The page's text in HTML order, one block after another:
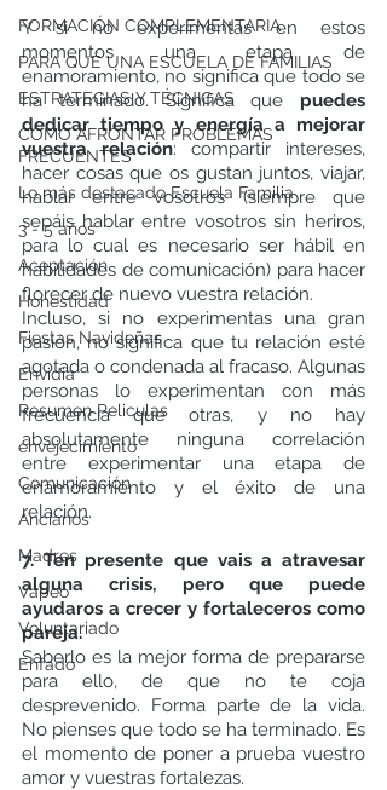
FORMACIÓN COMPLEMENTARIA
PARA QUÉ UNA ESCUELA DE FAMILIAS
ESTRATEGIAS Y TÉCNICAS
CÓMO AFRONTAR PROBLEMAS
FRECUENTES
Lo más destacado Escuela Familia
3 - 5 años
Aceptación
Honestidad
Fiestas Navideñas
Envidia
Resumen Peliculas
envejecimiento
Comunicación
Ancianos
Madres
Vapeo
Voluntariado
Enfado
Y si no experimentas en estos
momentos una etapa de
enamoramiento, no significa que todo se
ha terminado. Significa que puedes
dedicar tiempo y energía a mejorar
vuestra relación: compartir intereses,
hacer cosas que os gustan juntos, viajar,
hablar entre vosotros (siempre que
sepáis hablar entre vosotros sin heriros,
para lo cual es necesario ser hábil en
habilidades de comunicación) para hacer
florecer de nuevo vuestra relación.
Incluso, si no experimentas una gran
pasión, no significa que tu relación esté
agotada o condenada al fracaso. Algunas
personas lo experimentan con más
frecuencia que otras, y no hay
absolutamente ninguna correlación
entre experimentar una etapa de
enamoramiento y el éxito de una
relación.
7. Ten presente que vais a atravesar
alguna crisis, pero que puede
ayudaros a crecer y fortaleceros como
pareja.
Saberlo es la mejor forma de prepararse
para ello, de que no te coja
desprevenido. Forma parte de la vida.
No pienses que todo se ha terminado. Es
el momento de poner a prueba vuestro
amor y vuestras fortalezas.